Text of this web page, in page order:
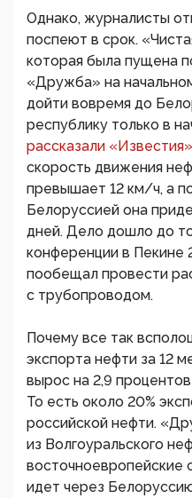
Однако, журналисты
поспеют в срок.
которая была пущена
«Дружба» на
дойти вовремя до
республику только в
рассказали
скорость движения
превышает 12 км/ч, а
Белоруссией она
дней. Дело дошло до
конференции в Пекине
пообещал провести
с трубопроводом.
Почему все так
экспорта нефти за 12
вырос на 2,9
То есть около 20%
российской нефти.
из Волгоуральского
восточноевропейские
идет через